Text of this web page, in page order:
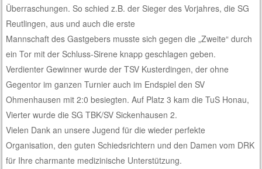
Überraschungen. So schied z.B. der Sieger des Vorjahres, die SG
Reutlingen, aus und auch die erste
Mannschaft des Gastgebers musste sich gegen die „Zweite“ durch
ein Tor mit der Schluss-Sirene knapp geschlagen geben.
Verdienter Gewinner wurde der TSV Kusterdingen, der ohne
Gegentor im ganzen Turnier auch im Endspiel den SV
Ohmenhausen mit 2:0 besiegten. Auf Platz 3 kam die TuS Honau,
Vierter wurde die SG TBK/SV Sickenhausen 2.
Vielen Dank an unsere Jugend für die wieder perfekte
Organisation, den guten Schiedsrichtern und den Damen vom DRK
für Ihre charmante medizinische Unterstützung.